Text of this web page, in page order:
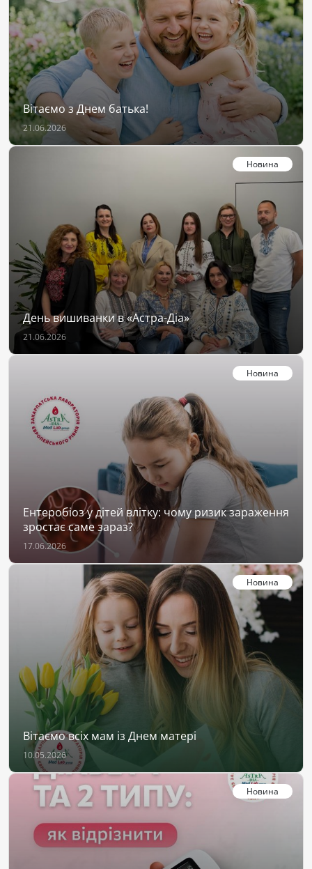
Вітаємо з Днем батька!
21.06.2026
Новина
День вишиванки в «Астра-Діа»
21.06.2026
Новина
Ентеробіоз у дітей влітку: чому ризик зараження
зростає саме зараз?
17.06.2026
Новина
Вітаємо всіх мам із Днем матері
10.05.2026
Новина